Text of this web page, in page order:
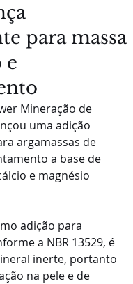
para massa
e
Mineração de
uma adição
argamassas de
a base de
e magnésio
adição para
a NBR 13529, é
inerte, portanto
na pele e de